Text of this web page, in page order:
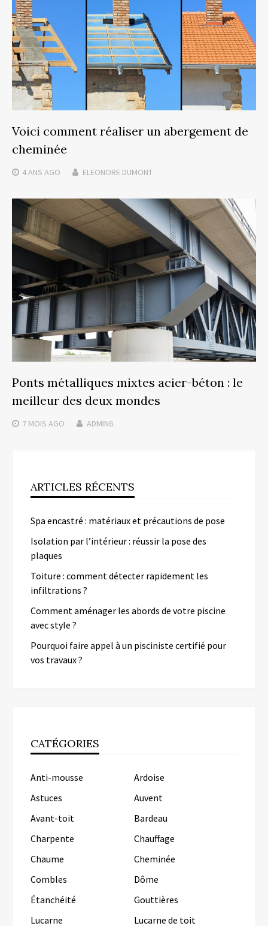
Voici comment réaliser un abergement de
cheminée
4 ANS AGO ELEONORE DUMONT
Ponts métalliques mixtes acier-béton : le
meilleur des deux mondes
7 MOIS AGO ADMIN6
ARTICLES RÉCENTS
Spa encastré : matériaux et précautions de pose
Isolation par l’intérieur : réussir la pose des
plaques
Toiture : comment détecter rapidement les
infiltrations ?
Comment aménager les abords de votre piscine
avec style ?
Pourquoi faire appel à un pisciniste certifié pour
vos travaux ?
CATÉGORIES
Anti-mousse
Ardoise
Astuces
Auvent
Avant-toit
Bardeau
Charpente
Chauffage
Chaume
Cheminée
Combles
Dôme
Étanchéité
Gouttières
Lucarne
Lucarne de toit